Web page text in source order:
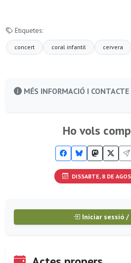
Etiquetes:
concert coral infantil cervera
MÉS INFORMACIÓ I CONTACTE
Ho vols
DISSABTE, 8 DE
Iniciar sessió /